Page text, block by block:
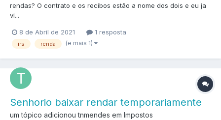
rendas? O contrato e os recibos estão a nome dos dois e eu ja
vi...
8 de Abril de 2021 1 resposta
irs renda (e mais 1)
Senhorio baixar rendar temporariamente
um tópico adicionou tnmendes em Impostos